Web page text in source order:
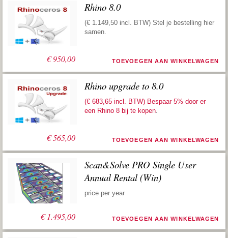
€950,00
Rhino 8.0
(€ 1.149,50 incl. BTW) Stel je bestelling hier
samen.
TOEVOEGEN AAN WINKELWAGEN
€565,00
Rhino upgrade to 8.0
(€ 683,65 incl. BTW) Bespaar 5% door er
een Rhino 8 bij te kopen.
TOEVOEGEN AAN WINKELWAGEN
€1.495,00
Scan&Solve PRO Single User
Annual Rental (Win)
price per year
TOEVOEGEN AAN WINKELWAGEN